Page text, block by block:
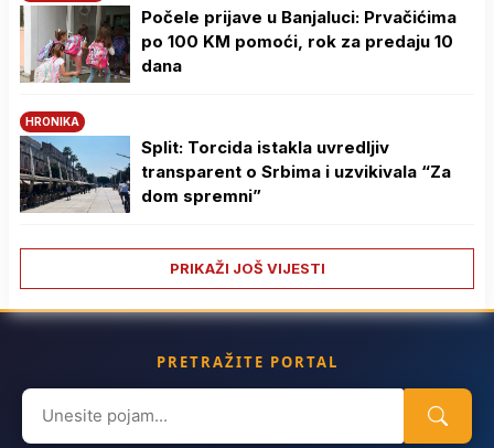
Počele prijave u Banjaluci: Prvačićima
po 100 KM pomoći, rok za predaju 10
dana
HRONIKA
Split: Torcida istakla uvredljiv
transparent o Srbima i uzvikivala “Za
dom spremni”
PRIKAŽI JOŠ VIJESTI
PRETRAŽITE PORTAL
Search
for: